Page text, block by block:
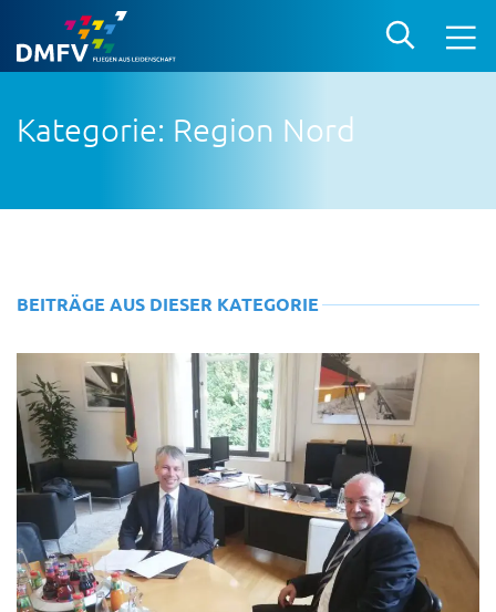
Kategorie: Region Nord
BEITRÄGE AUS DIESER KATEGORIE